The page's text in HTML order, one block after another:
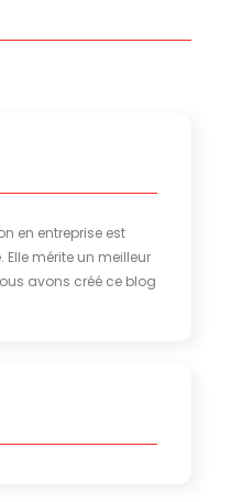
en entreprise est
mérite un meilleur
avons créé ce blog